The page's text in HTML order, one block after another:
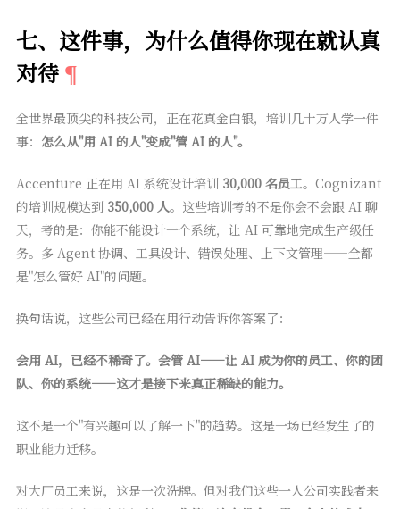
七、这件事，为什么值得你现在就认真
对待
全世界最顶尖的科技公司，正在花真金白银，培训几十万人学一件
事： 怎么从"用 AI 的人"变成"管 AI 的人"。
Accenture 正在用 AI 系统设计培训 30,000 名员工。Cognizant
的培训规模达到 350,000 人。这些培训考的不是你会不会跟 AI 聊
天，考的是：你能不能设计一个系统，让 AI 可靠地完成生产级任
务。多 Agent 协调、工具设计、错误处理、上下文管理——全都
是"怎么管好 AI"的问题。
换句话说，这些公司已经在用行动告诉你答案了：
会用 AI，已经不稀奇了。会管 AI——让 AI 成为你的员工、你的团
队、你的系统——这才是接下来真正稀缺的能力。
这不是一个"有兴趣可以了解一下"的趋势。这是一场已经发生了的
职业能力迁移。
对大厂员工来说，这是一次洗牌。但对我们这些一人公司实践者来